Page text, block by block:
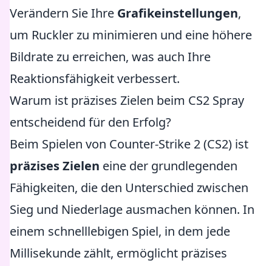
Verändern Sie Ihre Grafikeinstellungen,
um Ruckler zu minimieren und eine höhere
Bildrate zu erreichen, was auch Ihre
Reaktionsfähigkeit verbessert.
Warum ist präzises Zielen beim CS2 Spray
entscheidend für den Erfolg?
Beim Spielen von Counter-Strike 2 (CS2) ist
präzises Zielen eine der grundlegenden
Fähigkeiten, die den Unterschied zwischen
Sieg und Niederlage ausmachen können. In
einem schnelllebigen Spiel, in dem jede
Millisekunde zählt, ermöglicht präzises